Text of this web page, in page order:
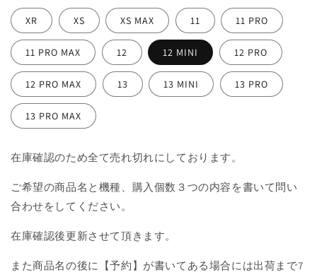
XR XS XS MAX 11 11 PRO
11 PRO MAX 12 12 MINI 12 PRO
12 PRO MAX 13 13 MINI 13 PRO
13 PRO MAX
在庫確認のため全て売れ切れにしております。
ご希望の商品名と機種、購入個数３つの内容を書いて問い
合わせをしてください。
在庫確認後更新させて頂きます。
また商品名の後に【予約】が書いてある場合には出荷まで7